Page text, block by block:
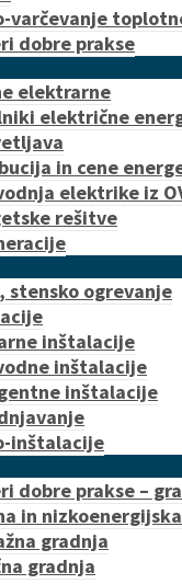
varčevanje
dobre prakse
elektrarne
električne
in cene
elektrike iz
rešitve
stensko ogrevanje
inštalacije
inštalacije
inštalacije
inštalacije
dobre prakse –
in
gradnja
gradnja